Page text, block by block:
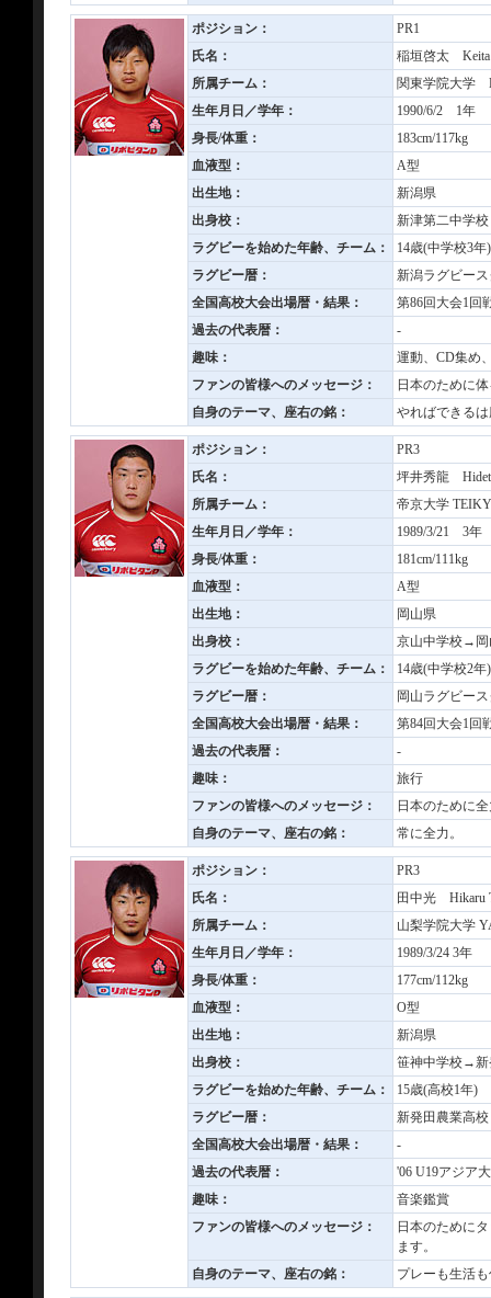
ポジション：
PR1
氏名：
稲垣啓太
所属チーム：
関東学院大学
生年月日／学年：
1990/6/2 1年
身長/体重：
183cm/117kg
血液型：
A型
出生地：
新潟県
出身校：
新津第二中学
ラグビーを始めた年齢、チーム：
14歳(中学校3
ラグビー暦：
新潟ラグビー
全国高校大会出場暦・結果：
第86回大会1回
過去の代表暦：
-
趣味：
運動、CD集め
ファンの皆様へのメッセージ：
日本のために
自身のテーマ、座右の銘：
やればできる
ポジション：
PR3
氏名：
坪井秀龍
所属チーム：
帝京大学
生年月日／学年：
1989/3/21 3年
身長/体重：
181cm/111kg
血液型：
A型
出生地：
岡山県
出身校：
京山中学校→
ラグビーを始めた年齢、チーム：
14歳(中学校2
ラグビー暦：
岡山ラグビー
全国高校大会出場暦・結果：
第84回大会1回
過去の代表暦：
-
趣味：
旅行
ファンの皆様へのメッセージ：
日本のために
自身のテーマ、座右の銘：
常に全力。
ポジション：
PR3
氏名：
田中光 Hikaru
所属チーム：
山梨学院大学
生年月日／学年：
1989/3/24 3年
身長/体重：
177cm/112kg
血液型：
O型
出生地：
新潟県
出身校：
笹神中学校→
ラグビーを始めた年齢、チーム：
15歳(高校1年)
ラグビー暦：
新発田農業高
全国高校大会出場暦・結果：
-
過去の代表暦：
'06 U19アジア
趣味：
音楽鑑賞
ファンの皆様へのメッセージ：
日本のために
ます。
自身のテーマ、座右の銘：
プレーも生活